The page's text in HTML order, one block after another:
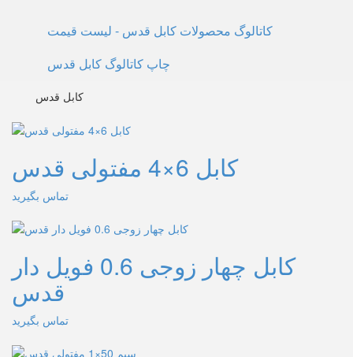
کاتالوگ محصولات کابل قدس - لیست قیمت
چاپ کاتالوگ کابل قدس
کابل قدس
کابل 6×4 مفتولی قدس
تماس بگیرید
کابل چهار زوجی 0.6 فویل دار
قدس
تماس بگیرید